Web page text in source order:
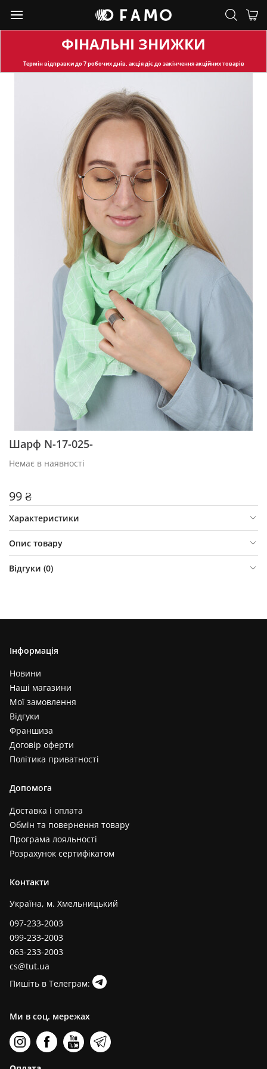
ФІНАЛЬНІ ЗНИЖКИ
Термін відправкидо 7 робочих днів, акція діє до закінчення акційних товарів
Шарф N-17-025-
Немає в наявності
99 ₴
Характеристики
Опис товару
Відгуки (0)
Інформація
Новини
Наші магазини
Мої замовлення
Відгуки
Франшиза
Договір оферти
Політика приватності
Допомога
Доставка і оплата
Обмін та повернення товару
Програма лояльності
Розрахунок сертифікатом
Контакти
Україна, м. Хмельницький
097-233-2003
099-233-2003
063-233-2003
cs@tut.ua
Пишіть в Телеграм:
Ми в соц. мережах